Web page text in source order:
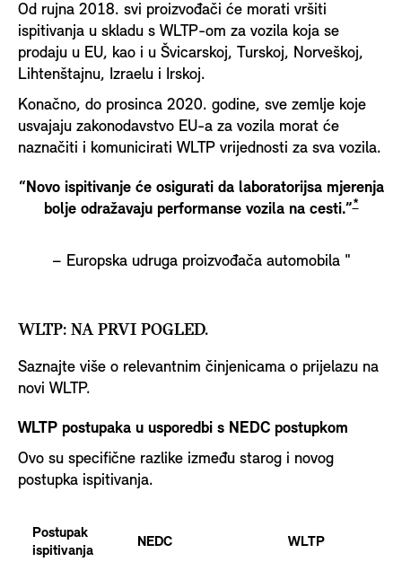
Od rujna 2018. svi proizvođači će morati vršiti
ispitivanja u skladu s WLTP-om za vozila koja se
prodaju u EU, kao i u Švicarskoj, Turskoj, Norveškoj,
Lihtenštajnu, Izraelu i Irskoj.
Konačno, do prosinca 2020. godine, sve zemlje koje
usvajaju zakonodavstvo EU-a za vozila morat će
naznačiti i komunicirati WLTP vrijednosti za sva vozila.
“Novo ispitivanje će osigurati da laboratorijsa mjerenja
bolje odražavaju performanse vozila na cesti.”*
– Europska udruga proizvođača automobila "
WLTP: NA PRVI POGLED.
Saznajte više o relevantnim činjenicama o prijelazu na
novi WLTP.
WLTP postupaka u usporedbi s NEDC postupkom
Ovo su specifične razlike između starog i novog
postupka ispitivanja.
Postupak
ispitivanja
NEDC WLTP